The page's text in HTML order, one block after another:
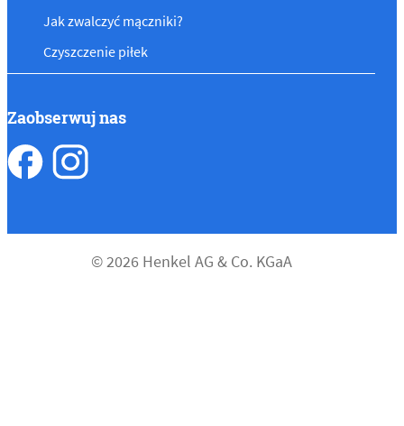
Jak zwalczyć mączniki?
Czyszczenie piłek
Zaobserwuj nas
© 2026 Henkel AG & Co. KGaA